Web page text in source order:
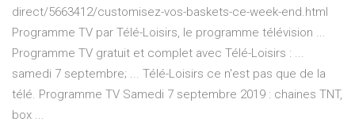
direct/5663412/customisez-vos-baskets-ce-week-end.html
Programme TV par Télé-Loisirs, le programme télévision ...
Programme TV gratuit et complet avec Télé-Loisirs : ...
samedi 7 septembre; ... Télé-Loisirs ce n'est pas que de la
télé. Programme TV Samedi 7 septembre 2019 : chaines TNT,
box ...